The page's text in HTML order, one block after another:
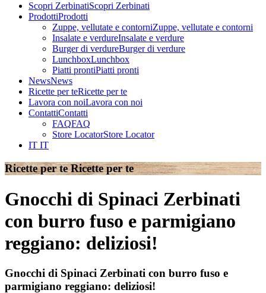
Scopri ZerbinatiScopri Zerbinati
ProdottiProdotti
Zuppe, vellutate e contorniZuppe, vellutate e contorni
Insalate e verdureInsalate e verdure
Burger di verdureBurger di verdure
LunchboxLunchbox
Piatti prontiPiatti pronti
NewsNews
Ricette per teRicette per te
Lavora con noiLavora con noi
ContattiContatti
FAQFAQ
Store LocatorStore Locator
IT IT
Ricette per te Ricette per te
Gnocchi di Spinaci Zerbinati
con burro fuso e parmigiano
reggiano: deliziosi!
Gnocchi di Spinaci Zerbinati con burro fuso e
parmigiano reggiano: deliziosi!